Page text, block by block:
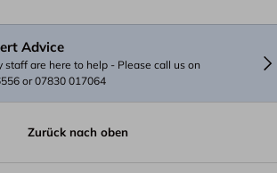
Advice
staff are here to help - Please call us on
or 07830 017064
Zurück nach oben